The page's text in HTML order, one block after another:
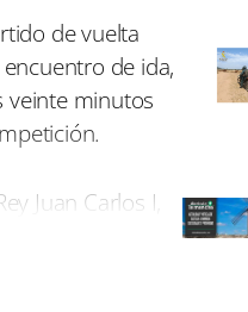
p
a
r
t
i
r
de vuelta
de ida,
veinte minutos
Juan Carlos I,
la siguiente fase